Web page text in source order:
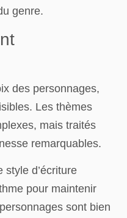
genre.
des personnages,
Les thèmes
mais traités
remarquables.
style d’écriture
pour maintenir
sont bien